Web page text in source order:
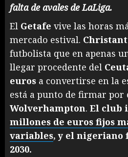
falta de avales de LaLiga.
El Getafe vive las horas
mercado estival.
futbolista que en apenas
llegar procedente del
euros a convertirse en la
está a punto de firmar por
Wolverhampton. El club
millones de euros fijos
variables, y el nigeriano
2030.